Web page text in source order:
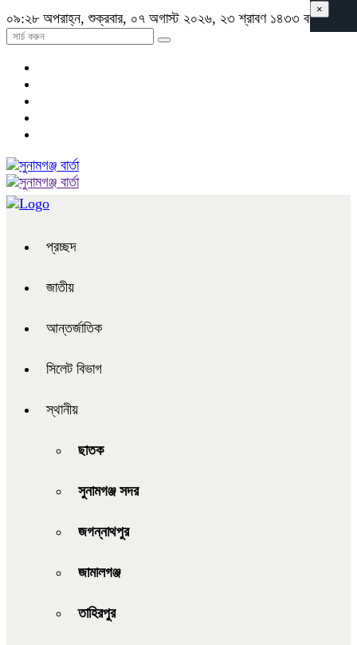
০৯:২৮ অপরাহ্ন, শুক্রবার, ০৭ অগাস্ট ২০২৬, ২৩ শ্রাবণ ১৪৩৩ বঙ্গাব্দ
প্রচ্ছদ
জাতীয়
আন্তর্জাতিক
সিলেট বিভাগ
স্থানীয়
ছাতক
সুনামগঞ্জ সদর
জগন্নাথপুর
জামালগঞ্জ
তাহিরপুর
×